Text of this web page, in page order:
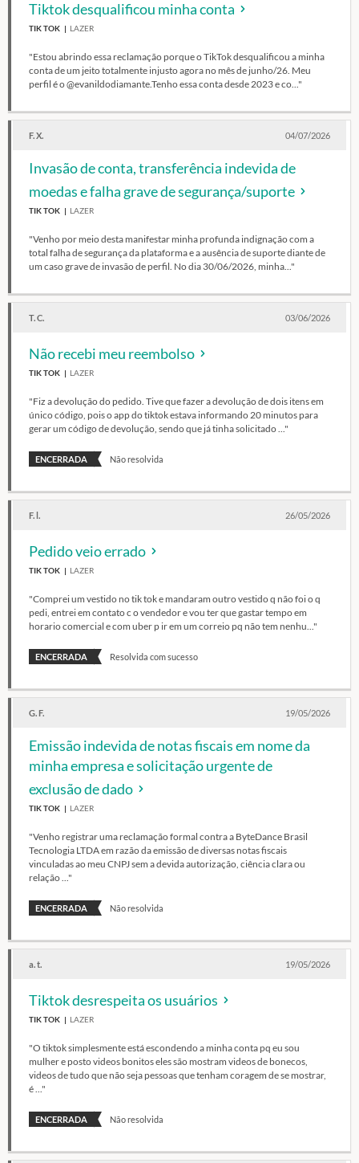
Tiktok desqualificou minha conta
TIK TOK LAZER
"Estou abrindo essa reclamação porque o TikTok desqualificou a minha
conta de um jeito totalmente injusto agora no mês de junho/26. Meu
perfil é o @evanildodiamante.Tenho essa conta desde 2023 e co..."
F. X. 04/07/2026
Invasão de conta, transferência indevida de
moedas e falha grave de segurança/suporte
TIK TOK LAZER
"Venho por meio desta manifestar minha profunda indignação com a
total falha de segurança da plataforma e a ausência de suporte diante de
um caso grave de invasão de perfil. No dia 30/06/2026, minha..."
T. C. 03/06/2026
Não recebi meu reembolso
TIK TOK LAZER
"Fiz a devolução do pedido. Tive que fazer a devolução de dois itens em
único código, pois o app do tiktok estava informando 20 minutos para
gerar um código de devolução, sendo que já tinha solicitado ..."
ENCERRADA Não resolvida
F. l. 26/05/2026
Pedido veio errado
TIK TOK LAZER
"Comprei um vestido no tik tok e mandaram outro vestido q não foi o q
pedi, entrei em contato c o vendedor e vou ter que gastar tempo em
horario comercial e com uber p ir em um correio pq não tem nenhu..."
ENCERRADA Resolvida com sucesso
G. F. 19/05/2026
Emissão indevida de notas fiscais em nome da
minha empresa e solicitação urgente de
exclusão de dado
TIK TOK LAZER
"Venho registrar uma reclamação formal contra a ByteDance Brasil
Tecnologia LTDA em razão da emissão de diversas notas fiscais
vinculadas ao meu CNPJ sem a devida autorização, ciência clara ou
relação ..."
ENCERRADA Não resolvida
a. t. 19/05/2026
Tiktok desrespeita os usuários
TIK TOK LAZER
"O tiktok simplesmente está escondendo a minha conta pq eu sou
mulher e posto videos bonitos eles são mostram videos de bonecos,
videos de tudo que não seja pessoas que tenham coragem de se mostrar,
é ..."
ENCERRADA Não resolvida